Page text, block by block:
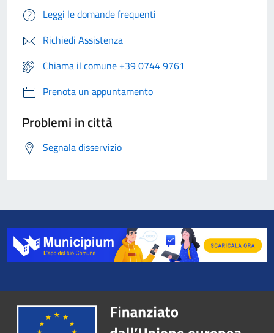
Leggi le domande frequenti
Richiedi Assistenza
Chiama il comune +39 0744 9761
Prenota un appuntamento
Problemi in città
Segnala disservizio